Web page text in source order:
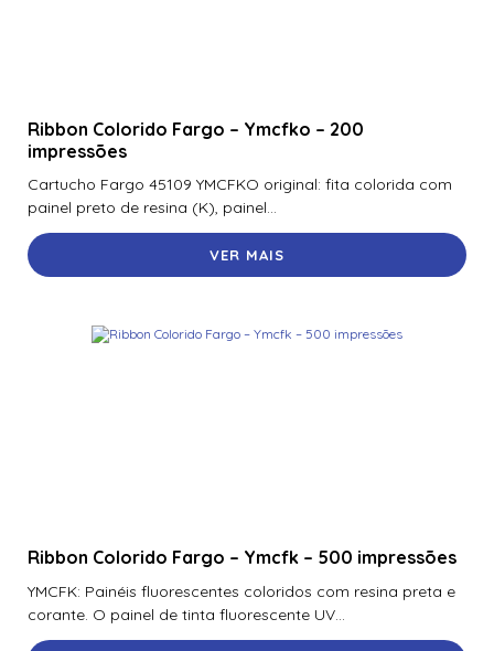
Ribbon Colorido Fargo – Ymcfko – 200
impressões
Cartucho Fargo 45109 YMCFKO ​​original: fita colorida com
painel preto de resina (K), painel...
VER MAIS
Ribbon Colorido Fargo – Ymcfk – 500 impressões
YMCFK: Painéis fluorescentes coloridos com resina preta e
corante. O painel de tinta fluorescente UV...